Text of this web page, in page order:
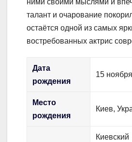
талант и очарование
остаётся одной из самых
востребованных актрис
Дата
рождения
15
Место
рождения
Киев,
Киевский